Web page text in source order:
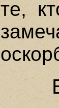
те,